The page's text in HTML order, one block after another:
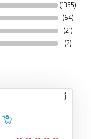
(1355)
(64)
(21)
(2)